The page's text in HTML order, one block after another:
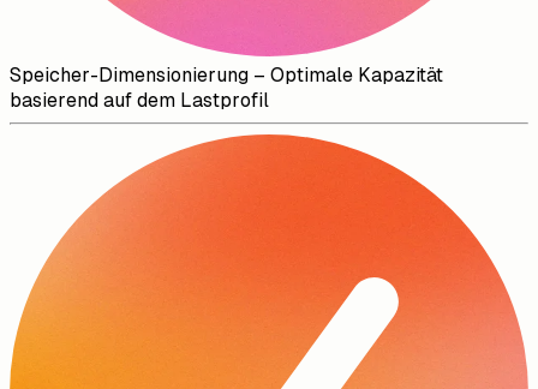
Speicher-Dimensionierung – Optimale Kapazität
basierend auf dem Lastprofil